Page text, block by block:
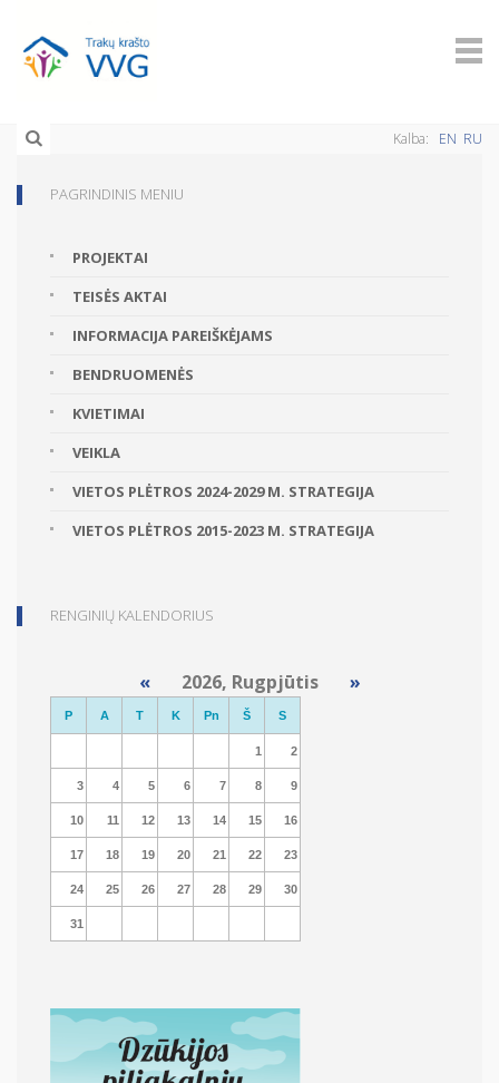
Kalba: EN RU
PAGRINDINIS MENIU
PROJEKTAI
TEISĖS AKTAI
INFORMACIJA PAREIŠKĖJAMS
BENDRUOMENĖS
KVIETIMAI
VEIKLA
VIETOS PLĖTROS 2024-2029 M. STRATEGIJA
VIETOS PLĖTROS 2015-2023 M. STRATEGIJA
RENGINIŲ KALENDORIUS
«2026, Rugpjūtis »
P A T K Pn Š S
1 2
3 4 5 6 7 8 9
10 11 12 13 14 15 16
17 18 19 20 21 22 23
24 25 26 27 28 29 30
31